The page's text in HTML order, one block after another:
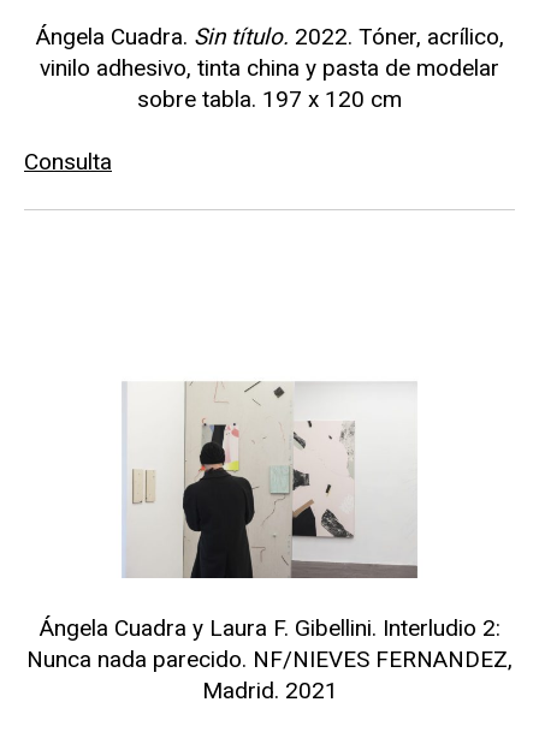
Ángela Cuadra. Sin título. 2022. Tóner, acrílico,
vinilo adhesivo, tinta china y pasta de modelar
sobre tabla. 197 x 120 cm
Consulta
Ángela Cuadra y Laura F. Gibellini. Interludio 2:
Nunca nada parecido. NF/NIEVES FERNANDEZ,
Madrid. 2021